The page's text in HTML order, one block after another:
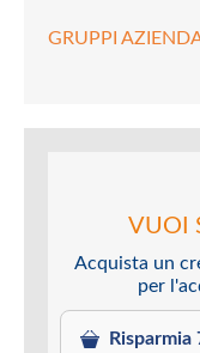
GRUPPI
VUOI
Acquista un
per
Risparmia